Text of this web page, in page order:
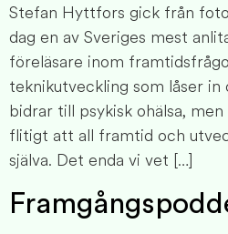
Stefan Hyttfors gick från
dag en av Sveriges mest
föreläsare inom
teknikutveckling som låser in
bidrar till psykisk ohälsa,
flitigt att all framtid och
själva. Det enda vi vet […]